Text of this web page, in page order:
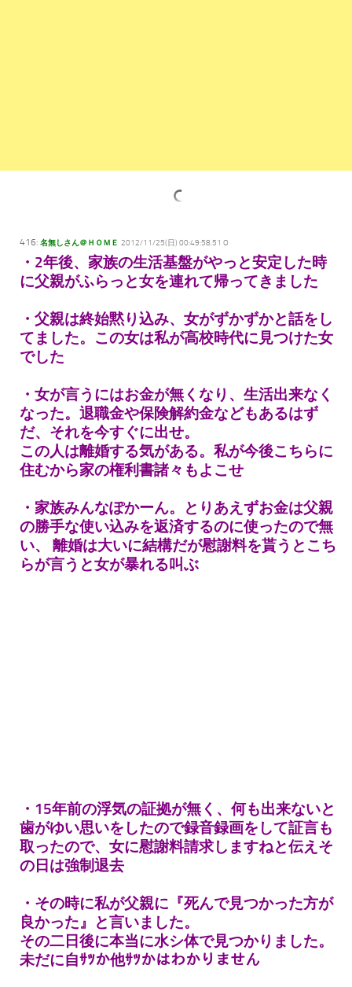
416: 名無しさん＠ＨＯＭＥ 2012/11/25(日) 00:49:58.51 O
・2年後、家族の生活基盤がやっと安定した時
に父親がふらっと女を連れて帰ってきました
・父親は終始黙り込み、女がずかずかと話をし
てました。この女は私が高校時代に見つけた女
でした
・女が言うにはお金が無くなり、生活出来なく
なった。退職金や保険解約金などもあるはず
だ、それを今すぐに出せ。
この人は離婚する気がある。私が今後こちらに
住むから家の権利書諸々もよこせ
・家族みんなぽかーん。とりあえずお金は父親
の勝手な使い込みを返済するのに使ったので無
い、 離婚は大いに結構だが慰謝料を貰うとこち
らが言うと女が暴れる叫ぶ
・15年前の浮気の証拠が無く、何も出来ないと
歯がゆい思いをしたので録音録画をして証言も
取ったので、女に慰謝料請求しますねと伝えそ
の日は強制退去
・その時に私が父親に『死んで見つかった方が
良かった』と言いました。
その二日後に本当に水シ体で見つかりました。
未だに自ｻﾂか他ｻﾂかはわかりません